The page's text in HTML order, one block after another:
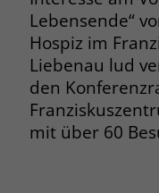
Lebensende“
Hospiz im
Liebenau lud
den
mit über 60